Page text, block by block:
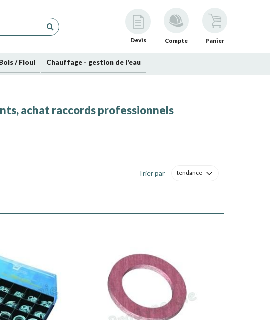
Devis Compte Panier
/ Fioul Chauffage - gestion de l'eau
achat raccords professionnels
Trier par tendance